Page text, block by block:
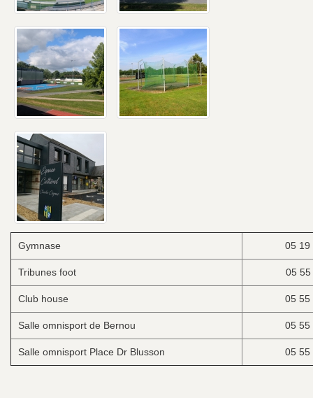
Gymnase 05 19
Tribunes foot 05 55
Club house 05 55
Salle omnisport de Bernou 05 55
Salle omnisport Place Dr Blusson 05 55